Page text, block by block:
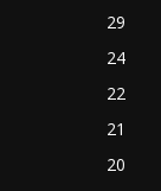
29
24
22
21
20